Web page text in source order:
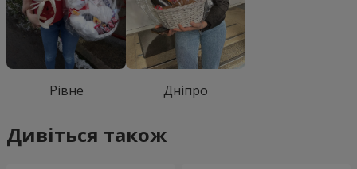
Рівне Дніпро
Дивіться також